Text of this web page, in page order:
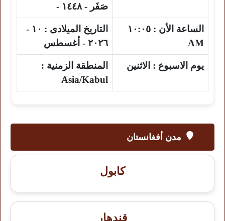
صَفَر - ١٤٤٨ -
الساعة الأن : ١٠:٠٥
AM
التاريخ الميلادى :
١٠ -
٢٠٢٦ - أغسطس
يوم الاسبوع : الاثنين
المنطقة الزمنية :
Asia/Kabul
مدن أفغانستان
كابول
قندهار